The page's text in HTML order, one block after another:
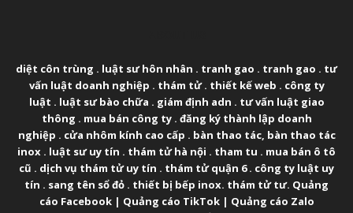
diệt côn trùng . luật sư hôn nhân . tranh gao . tranh gao . tư
vấn luật doanh nghiệp . thám tử. thiết kế web . công ty
luật . luật sư bào chữa . giám định adn . tư vấn luật giao
thông . mua bán công ty. đăng ký thành lập doanh
nghiệp . cửa nhôm kính cao cấp . bàn thao tác, bàn thao tác
inox . luật sư uy tín . thám tử hà nội . tham tu . mua bán ô tô
cũ . dịch vụ thám tử uy tín . thám tử quận 6. công ty luật uy
tín . sang tên sổ đỏ . thiết bị bếp inox. thám tử tư. Quảng
cáo Facebook| Quảng cáo TikTok| Quảng cáo Zalo